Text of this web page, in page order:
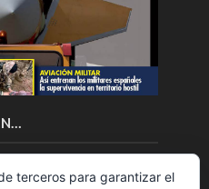
terceros para garantizar el